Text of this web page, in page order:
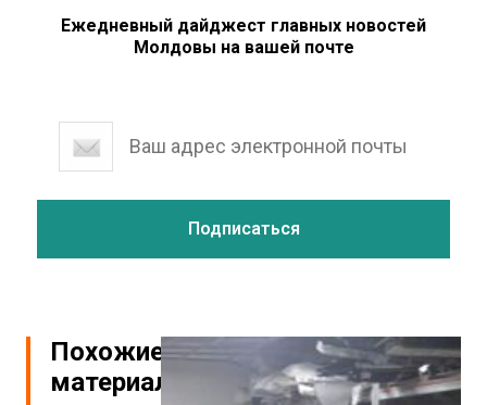
Ежедневный дайджест главных новостей
Молдовы на вашей почте
Похожие
материалы